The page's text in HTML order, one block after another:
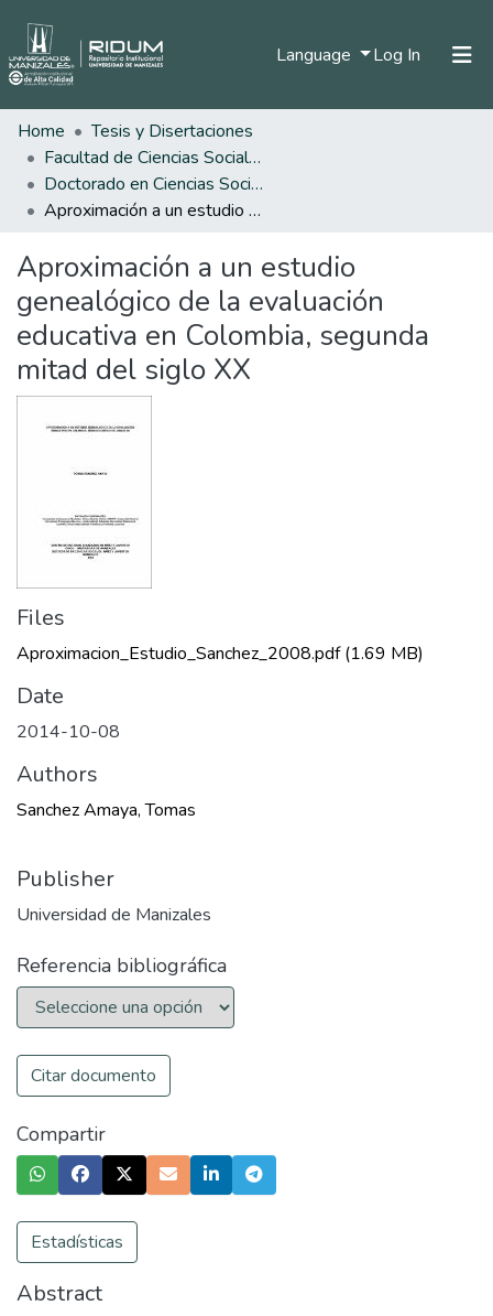
Language Log In (current)
Home
Tesis y Disertaciones
Facultad de Ciencias Sociales y Humanas
Doctorado en Ciencias Sociales, Niñez y Juventud
Aproximación a un estudio genealógico de la evaluación educativa en Colombia, segunda mitad del siglo XX
Aproximación a un estudio
genealógico de la evaluación
educativa en Colombia, segunda
mitad del siglo XX
Files
Aproximacion_Estudio_Sanchez_2008.pdf(1.69 MB)
Date
2014-10-08
Authors
Sanchez Amaya, Tomas
Publisher
Universidad de Manizales
Referencia bibliográfica
Citar documento
Compartir
Estadísticas
Abstract